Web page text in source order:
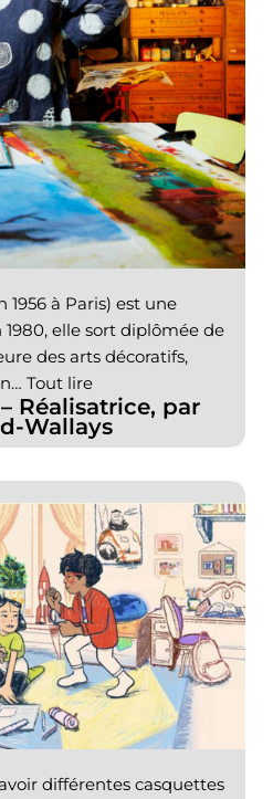
Réalisatrice, par
Wallays
1956 à Paris) est une
1980, elle sort diplômée de
des arts décoratifs,
Tout lire
différentes casquettes